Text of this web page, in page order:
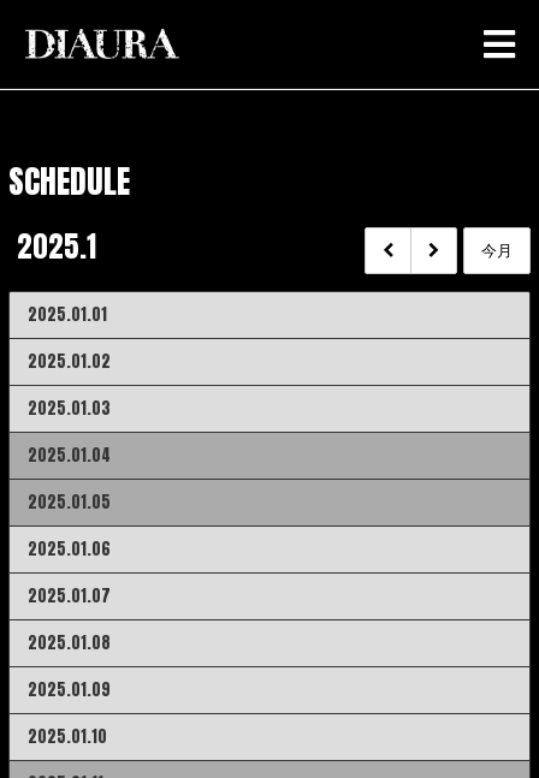
SCHEDULE
2025.1 今月
2025.01.01
2025.01.02
2025.01.03
2025.01.04
2025.01.05
2025.01.06
2025.01.07
2025.01.08
2025.01.09
2025.01.10